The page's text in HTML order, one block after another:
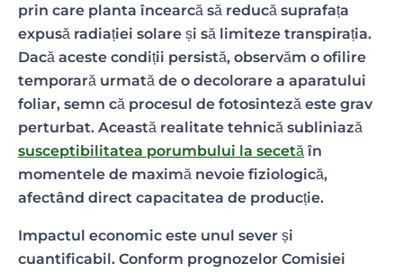
prin care planta încearcă să reducă suprafața
expusă radiației solare și să limiteze transpirația.
Dacă aceste condiții persistă, observăm o ofilire
temporară urmată de o decolorare a aparatului
foliar, semn că procesul de fotosinteză este grav
perturbat. Această realitate tehnică subliniază
susceptibilitatea porumbului la secetă în
momentele de maximă nevoie fiziologică,
afectând direct capacitatea de producție.
Impactul economic este unul sever și
cuantificabil. Conform prognozelor Comisiei